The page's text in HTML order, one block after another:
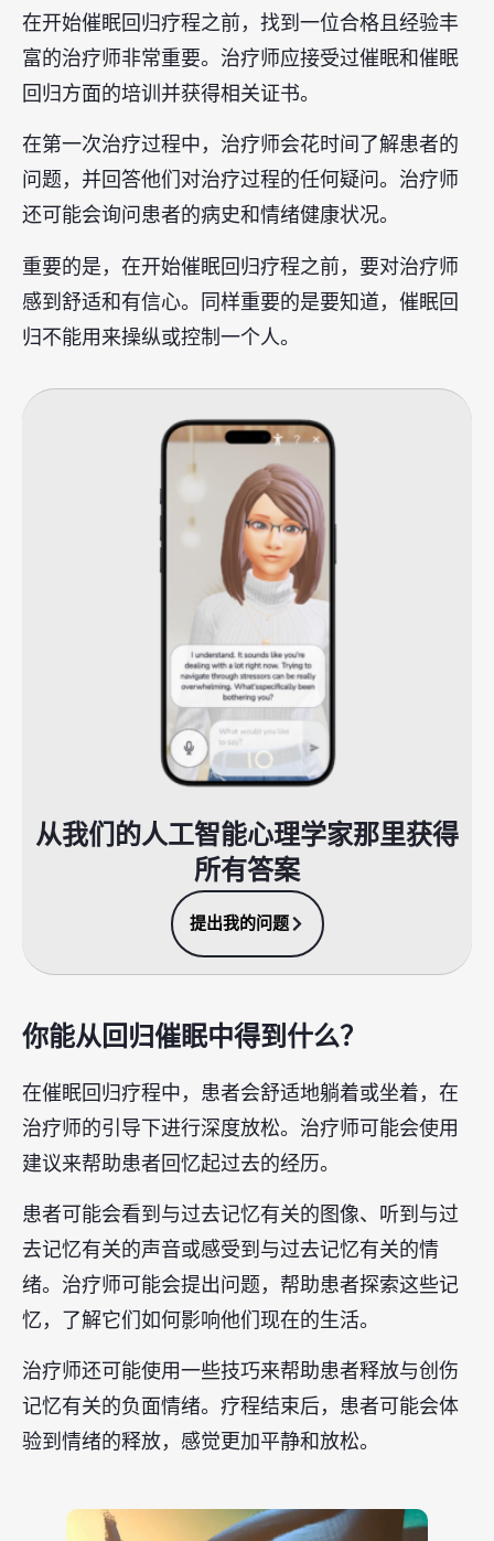
在开始催眠回归疗程之前，找到一位合格且经验丰
富的治疗师非常重要。治疗师应接受过催眠和催眠
回归方面的培训并获得相关证书。
在第一次治疗过程中，治疗师会花时间了解患者的
问题，并回答他们对治疗过程的任何疑问。治疗师
还可能会询问患者的病史和情绪健康状况。
重要的是，在开始催眠回归疗程之前，要对治疗师
感到舒适和有信心。同样重要的是要知道，催眠回
归不能用来操纵或控制一个人。
从我们的人工智能心理学家那里获得
所有答案
提出我的问题
你能从回归催眠中得到什么？
在催眠回归疗程中，患者会舒适地躺着或坐着，在
治疗师的引导下进行深度放松。治疗师可能会使用
建议来帮助患者回忆起过去的经历。
患者可能会看到与过去记忆有关的图像、听到与过
去记忆有关的声音或感受到与过去记忆有关的情
绪。治疗师可能会提出问题，帮助患者探索这些记
忆，了解它们如何影响他们现在的生活。
治疗师还可能使用一些技巧来帮助患者释放与创伤
记忆有关的负面情绪。疗程结束后，患者可能会体
验到情绪的释放，感觉更加平静和放松。